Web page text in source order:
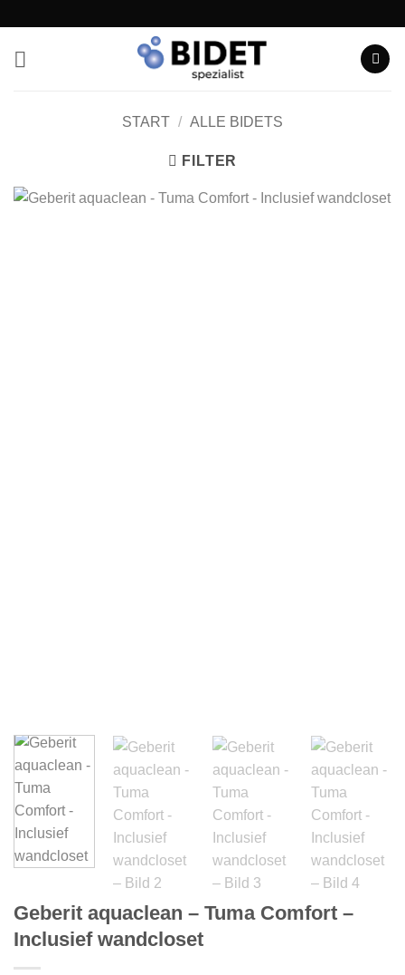
springen
START / ALLE BIDETS
FILTER
Geberit aquaclean – Tuma Comfort –
Inclusief wandcloset